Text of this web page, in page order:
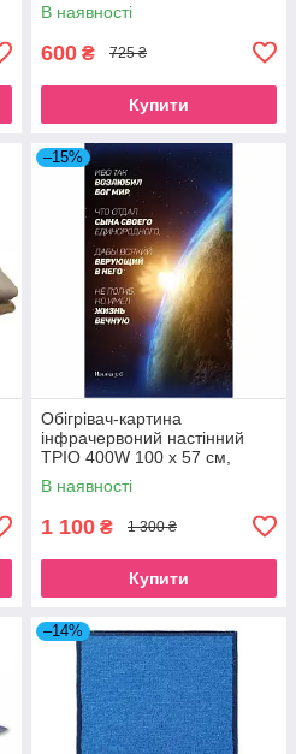
В наявності
600 ₴ 725 ₴
Купити
–15%
Обігрівач-картина
інфрачервоний настінний
ТРІО 400W 100 х 57 см,
земля
В наявності
1 100 ₴ 1 300 ₴
Купити
–14%